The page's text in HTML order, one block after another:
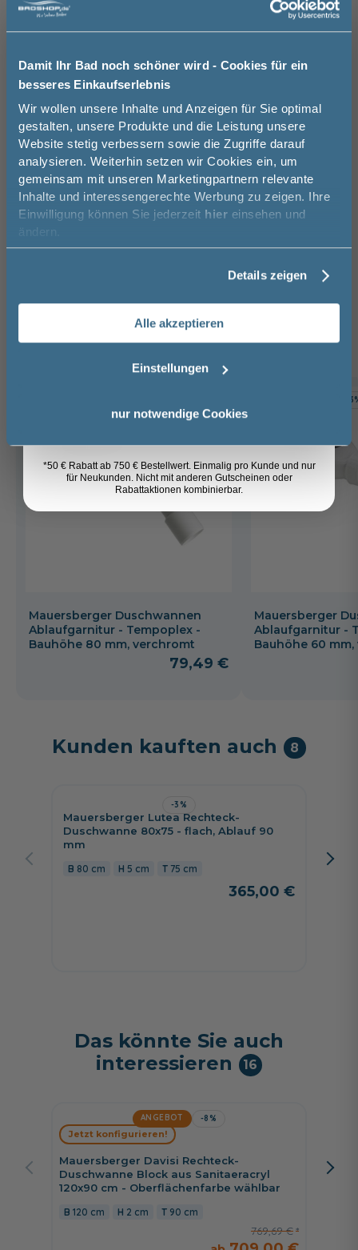
Damit Ihr Bad noch schöner wird - Cookies für ein
besseres Einkaufserlebnis
Wir wollen unsere Inhalte und Anzeigen für Sie optimal
gestalten, unsere Produkte und die Leistung unsere
Website stetig verbessern sowie die Zugriffe darauf
analysieren. Weiterhin setzen wir Cookies ein, um
gemeinsam mit unseren Marketingpartnern relevante
Inhalte und interessengerechte Werbung zu zeigen. Ihre
Einwilligung können Sie jederzeit hier einsehen und
ändern.
Details zeigen
Alle akzeptieren
Einstellungen
nur notwendige Cookies
Lieferzeit:
ca. 1 - 2 Wochen
Spedition
Weitere Artikel der Serie
Mauersberger Badewannen
Mauersberger Duschwannen
Ablaufgarnitur - Tempoplex -
Bauhöhe 80 mm, verchromt
79,49 €
-
Mauersberger
Ablaufgarnitur -
Bauhöhe 60
Kunden kauften auch 8
-3%
Mauersberger Lutea Rechteck-
Duschwanne 80x75 - flach, Ablauf 90
mm
80 cm 5 cm 75 cm
365,00 €
100 x
Das könnte Sie auch
interessieren
16
ANGEBOT -8%
Mauersberger Davisi Rechteck-
Duschwanne Block aus Sanitaeracryl
120x90 cm - Oberflächenfarbe wählbar
120 cm 2 cm 90 cm
769,69 €
Jetzt konfigurieren!
Jetzt 50 € sparen!
Melde Sie sich hier zu unserem
Newsletter an und sparen Sie
50€* auf Ihre Bestellung!
Vorname
Email
Anmelden
*50 € Rabatt ab 750 € Bestellwert. Einmalig pro Kunde und nur
für Neukunden. Nicht mit anderen Gutscheinen oder
Rabattaktionen kombinierbar.